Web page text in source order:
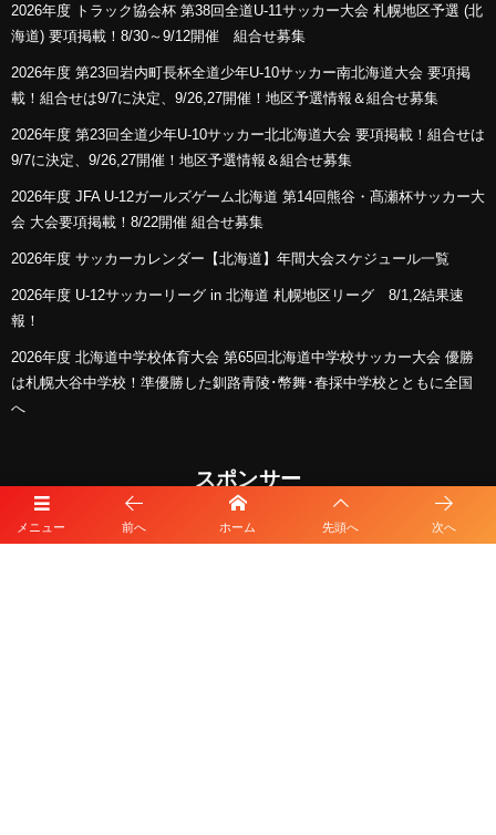
メニュー 前へ ホーム 先頭へ 次へ
2026年度 トラック協会杯 第38回全道U-11サッカー大会 札幌地区予選 (北
海道) 要項掲載！8/30～9/12開催 組合せ募集
2026年度 第23回岩内町長杯全道少年U-10サッカー南北海道大会 要項掲
載！組合せは9/7に決定、9/26,27開催！地区予選情報＆組合せ募集
2026年度 第23回全道少年U-10サッカー北北海道大会 要項掲載！組合せは
9/7に決定、9/26,27開催！地区予選情報＆組合せ募集
2026年度 JFA U-12ガールズゲーム北海道 第14回熊谷・髙瀬杯サッカー大
会 大会要項掲載！8/22開催 組合せ募集
2026年度 サッカーカレンダー【北海道】年間大会スケジュール一覧
2026年度 U-12サッカーリーグ in 北海道 札幌地区リーグ 8/1,2結果速
報！
2026年度 北海道中学校体育大会 第65回北海道中学校サッカー大会 優勝
は札幌大谷中学校！準優勝した釧路青陵･幣舞･春採中学校とともに全国
へ
スポンサー